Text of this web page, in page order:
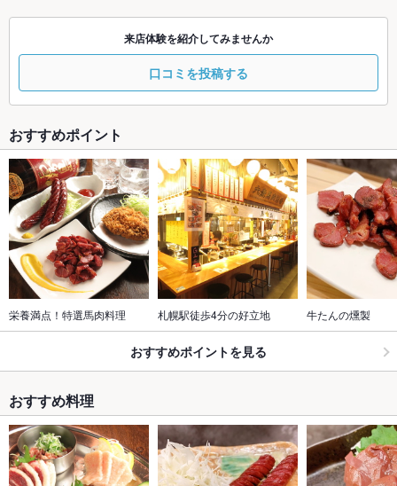
来店体験を紹介してみませんか
口コミを投稿する
おすすめポイント
栄養満点！特選馬肉料理 札幌駅徒歩4分の好立地 牛たんの燻製
おすすめポイントを見る
おすすめ料理